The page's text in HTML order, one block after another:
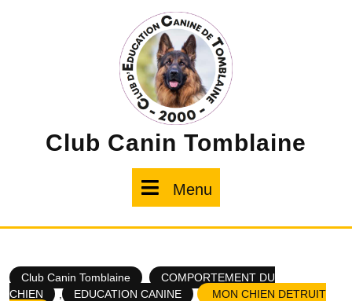
Club Canin Tomblaine
Menu
Club Canin Tomblaine
COMPORTEMENT DU
CHIEN
EDUCATION CANINE
MON CHIEN DETRUIT